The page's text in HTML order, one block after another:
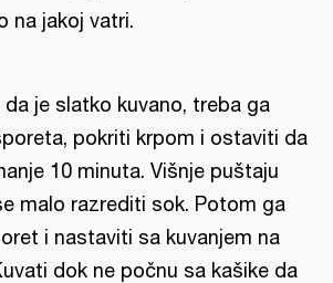
na jakoj vatri.
da je slatko kuvano, treba ga
pokriti krpom i ostaviti da
10 minuta. Višnje puštaju
malo razrediti sok. Potom ga
i nastaviti sa kuvanjem na
dok ne počnu sa kašike da